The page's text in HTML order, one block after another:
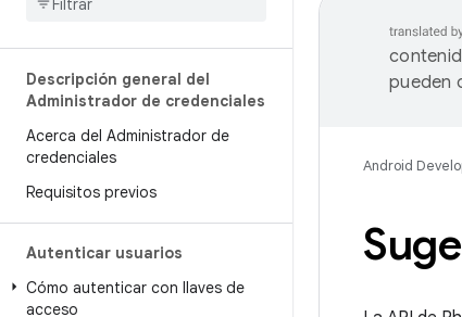
Descripción general del
Administrador de credenciales
Acerca del Administrador de
credenciales
Requisitos previos
Autenticar usuarios
Cómo autenticar con llaves de
acceso
pueden
Android